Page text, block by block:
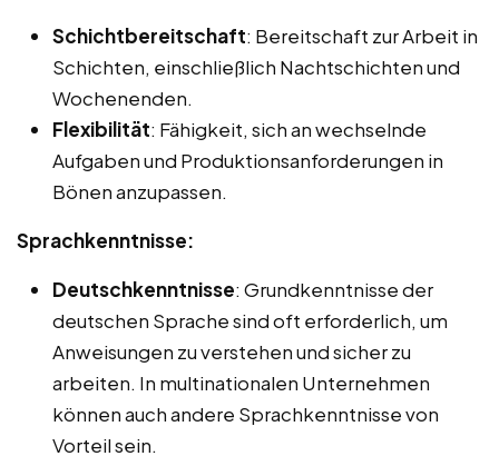
Schichtbereitschaft: Bereitschaft zur Arbeit in
Schichten, einschließlich Nachtschichten und
Wochenenden.
Flexibilität: Fähigkeit, sich an wechselnde
Aufgaben und Produktionsanforderungen in
Bönen anzupassen.
Sprachkenntnisse:
Deutschkenntnisse: Grundkenntnisse der
deutschen Sprache sind oft erforderlich, um
Anweisungen zu verstehen und sicher zu
arbeiten. In multinationalen Unternehmen
können auch andere Sprachkenntnisse von
Vorteil sein.